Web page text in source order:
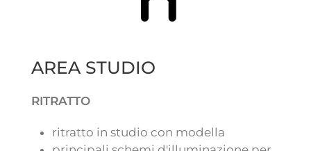
AREA STUDIO
RITRATTO
ritratto in studio con modella